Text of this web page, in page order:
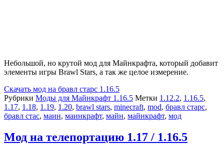
Небольшой, но крутой мод для Майнкрафта, который добавит
элементы игры Brawl Stars, а так же целое измерение.
Скачать мод на бравл старс 1.16.5
Рубрики Моды для Майнкрафт 1.16.5 Метки 1.12.2, 1.16.5,
1.17, 1.18, 1.19, 1.20, brawl stars, minecraft, mod, бравл старс,
бравл стас, маин, маинкрафт, майн, майнкрафт, мод
Мод на телепортацию 1.17 / 1.16.5